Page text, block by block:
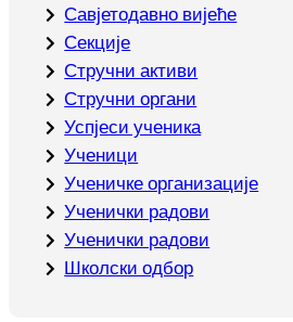
Савјетодавно вијеће
Секције
Стручни активи
Стручни органи
Успјеси ученика
Ученици
Ученичке организације
Ученички радови
Ученички радови
Школски одбор